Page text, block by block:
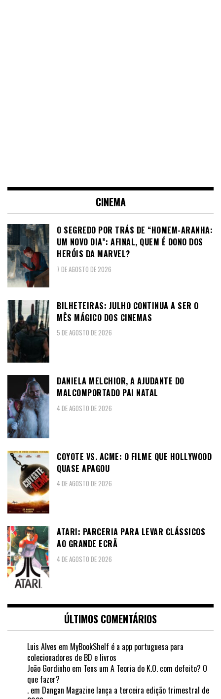
CINEMA
O SEGREDO POR TRÁS DE “HOMEM-ARANHA:
UM NOVO DIA”: AFINAL, QUEM É DONO DOS
HERÓIS DA MARVEL?
7 DE AGOSTO DE 2026
BILHETEIRAS: JULHO CONTINUA A SER O
MÊS MÁGICO DOS CINEMAS
5 DE AGOSTO DE 2026
DANIELA MELCHIOR, A AJUDANTE DO
MALCOMPORTADO PAI NATAL
4 DE AGOSTO DE 2026
COYOTE VS. ACME: O FILME QUE HOLLYWOOD
QUASE APAGOU
4 DE AGOSTO DE 2026
ATARI: PARCERIA PARA LEVAR CLÁSSICOS
AO GRANDE ECRÃ
4 DE AGOSTO DE 2026
ÚLTIMOS COMENTÁRIOS
Luis Alves em MyBookShelf é a app portuguesa para
colecionadores de BD e livros
João Gordinho em Tens um A Teoria do K.O. com defeito? O
que fazer?
. em Dangan Magazine lança a terceira edição trimestral de